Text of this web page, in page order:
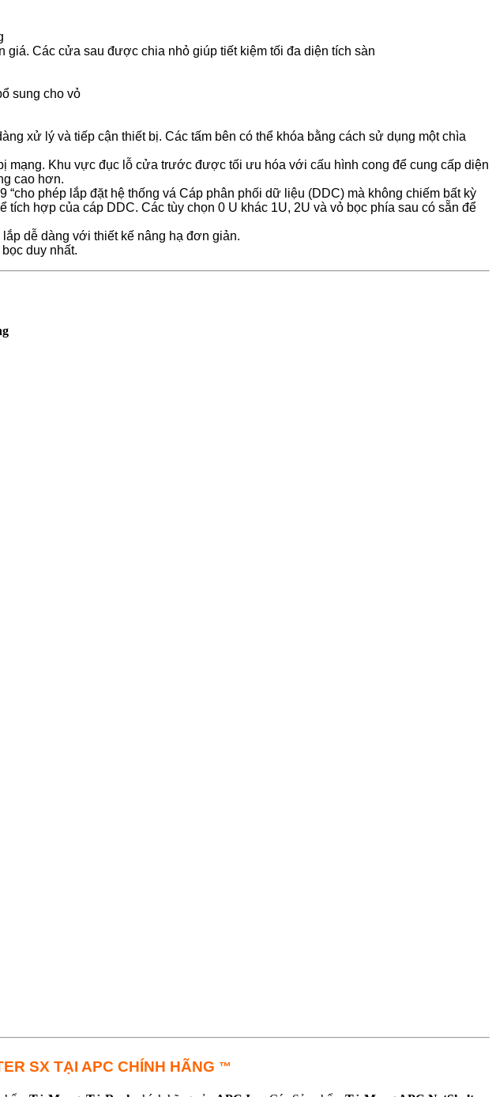
Các cửa sau được chia nhỏ giúp tiết kiệm tối đa diện tích sàn
sung cho vỏ
xử lý và tiếp cận thiết bị. Các tấm bên có thể khóa bằng cách sử dụng một chìa
Khu vực đục lỗ cửa trước được tối ưu hóa với cấu hình cong để cung cấp diện
cao hơn.
phép lắp đặt hệ thống vá Cáp phân phối dữ liệu (DDC) mà không chiếm bất kỳ
hợp của cáp DDC. Các tùy chọn 0 U khác 1U, 2U và vỏ bọc phía sau có sẵn để
dễ dàng với thiết kế nâng hạ đơn giản.
duy nhất.
SX TẠI APC CHÍNH HÃNG ™